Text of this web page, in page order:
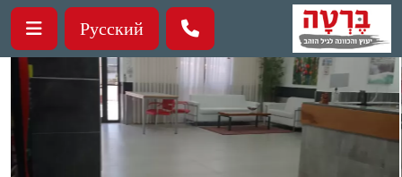
דילוג לתוכן העיקרי
Русский